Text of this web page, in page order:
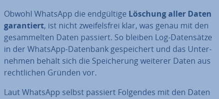
Obwohl WhatsApp die end­gül­ti­ge Löschung aller Daten
ga­ran­tiert, ist nicht zwei­fels­frei klar, was genau mit den
ge­sam­mel­ten Daten passiert. So bleiben Log-Da­ten­sät­ze
in der WhatsApp-Datenbank ge­spei­chert und das Un­ter­
neh­men behält sich die Spei­che­rung weiterer Daten aus
recht­li­chen Gründen vor.
Laut WhatsApp selbst passiert Folgendes mit den Daten